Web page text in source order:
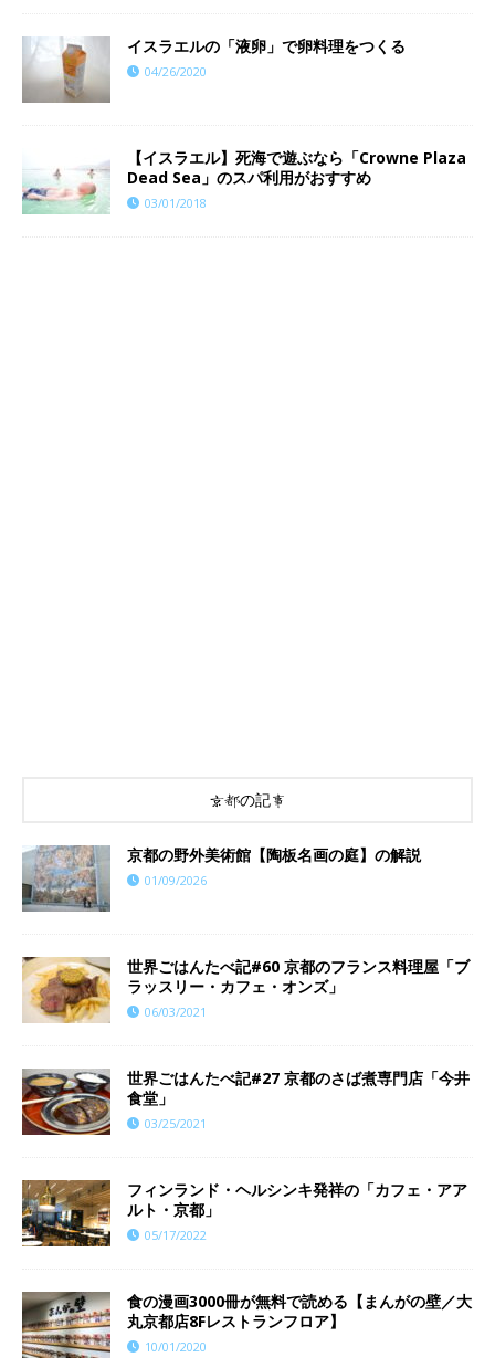
イスラエルの「液卵」で卵料理をつくる
04/26/2020
【イスラエル】死海で遊ぶなら「Crowne Plaza
Dead Sea」のスパ利用がおすすめ
03/01/2018
京都の記事
京都の野外美術館【陶板名画の庭】の解説
01/09/2026
世界ごはんたべ記#60 京都のフランス料理屋「ブ
ラッスリー・カフェ・オンズ」
06/03/2021
世界ごはんたべ記#27 京都のさば煮専門店「今井
食堂」
03/25/2021
フィンランド・ヘルシンキ発祥の「カフェ・アア
ルト・京都」
05/17/2022
食の漫画3000冊が無料で読める【まんがの壁／大
丸京都店8Fレストランフロア】
10/01/2020